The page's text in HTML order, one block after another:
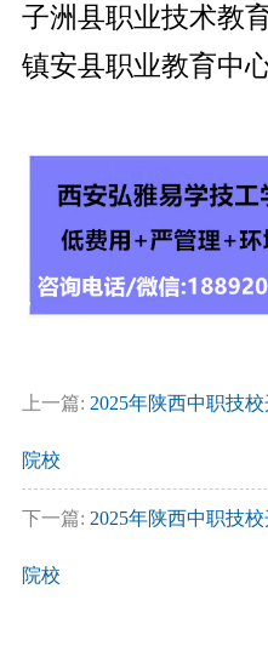
子洲县职业技术教
镇安县职业教育中
上一篇: 2025年陕西中职技
院校
下一篇: 2025年陕西中职技
院校